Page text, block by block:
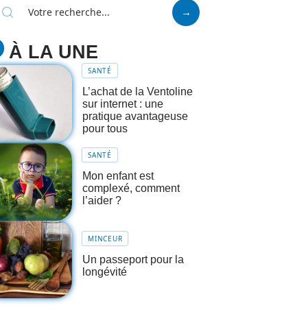
À LA UNE
SANTÉ
L’achat de la Ventoline
sur internet : une
pratique avantageuse
pour tous
SANTÉ
Mon enfant est
complexé, comment
l’aider ?
MINCEUR
Un passeport pour la
longévité